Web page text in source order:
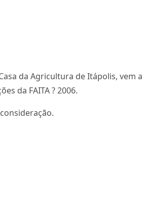
da Agricultura de Itápolis, vem
da FAITA ? 2006.